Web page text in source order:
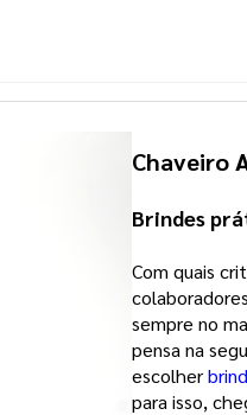
Chaveiro
Brindes
Com quais
sempre no
pensa na
escolher
para isso,